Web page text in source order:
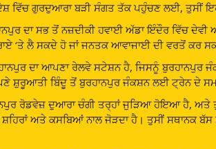
ਵਿੱਚ ਗੁਰਦੁਆਰਾ ਬੜੀ ਸੰਗਤ ਤੱਕ ਪਹੁੰਚਣ ਲਈ, ਤੁਸੀਂ
ਦਾ ਸਭ ਤੋਂ ਨਜ਼ਦੀਕੀ ਹਵਾਈ ਅੱਡਾ ਇੰਦੌਰ ਵਿੱਚ
‘ਤੇ ਲੈ ਸਕਦੇ ਹੋ ਜਾਂ ਜਨਤਕ ਆਵਾਜਾਈ ਦੀ ਵਰਤੋਂ ਕਰ
ਦਾ ਆਪਣਾ ਰੇਲਵੇ ਸਟੇਸ਼ਨ ਹੈ, ਜਿਸਨੂੰ ਬੁਰਹਾਨਪੁਰ
ਬਿੰਦੂ ਤੋਂ ਬੁਰਹਾਨਪੁਰ ਜੰਕਸ਼ਨ ਲਈ ਟ੍ਰੇਨ ਦੇ
ਰੋਡਵੇਜ਼ ਦੁਆਰਾ ਚੰਗੀ ਤਰ੍ਹਾਂ ਜੁੜਿਆ ਹੋਇਆ ਹੈ, ਅਤੇ
ਅਤੇ ਕਸਬਿਆਂ ਨਾਲ ਜੋੜਦਾ ਹੈ। ਤੁਸੀਂ ਸਥਾਨਕ ਬੱਸ